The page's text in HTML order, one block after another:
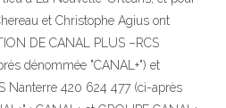
et Christophe Agius ont
DE CANAL PLUS –RCS
dénommée "CANAL+") et
Nanterre 420 624 477 (ci-après